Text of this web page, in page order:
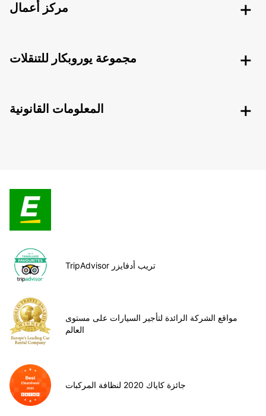
مركز أعمال
مجموعة يوروبكار للتنقلات
المعلومات القانونية
TripAdvisor تريب أدفايزر
مواقع الشركة الرائدة لتأجير السيارات على مستوى
العالم
جائزة كاياك 2020 لنظافة المركبات